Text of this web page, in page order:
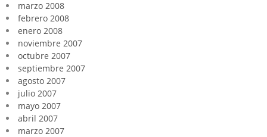
marzo 2008
febrero 2008
enero 2008
noviembre 2007
octubre 2007
septiembre 2007
agosto 2007
julio 2007
mayo 2007
abril 2007
marzo 2007